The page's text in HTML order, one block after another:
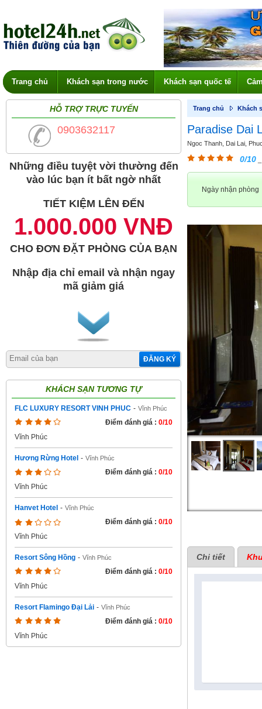
Trang chủ Khách sạn trong nước Khách sạn quốc tế
HỖ TRỢ TRỰC TUYẾN
0903632117
Những điều tuyệt vời thường đến
vào lúc bạn ít bất ngờ nhất
TIẾT KIỆM LÊN ĐẾN
1.000.000 VNĐ
CHO ĐƠN ĐẶT PHÒNG CỦA BẠN
Nhập địa chỉ email và nhận ngay
mã giảm giá
ĐĂNG KÝ
KHÁCH SẠN TƯƠNG TỰ
FLC LUXURY RESORT VINH PHUC - Vĩnh Phúc
Điểm đánh giá : 0/10
Vĩnh Phúc
Hương Rừng Hotel - Vĩnh Phúc
Điểm đánh giá : 0/10
Vĩnh Phúc
Hanvet Hotel - Vĩnh Phúc
Điểm đánh giá : 0/10
Vĩnh Phúc
Resort Sông Hồng - Vĩnh Phúc
Điểm đánh giá : 0/10
Vĩnh Phúc
Resort Flamingo Đại Lải - Vĩnh Phúc
Điểm đánh giá : 0/10
Vĩnh Phúc
Trang chủ Khách
Paradise Dai
Ngoc Thanh, Dai Lai,
0/10
Ngày nhận phòng
Chi tiết